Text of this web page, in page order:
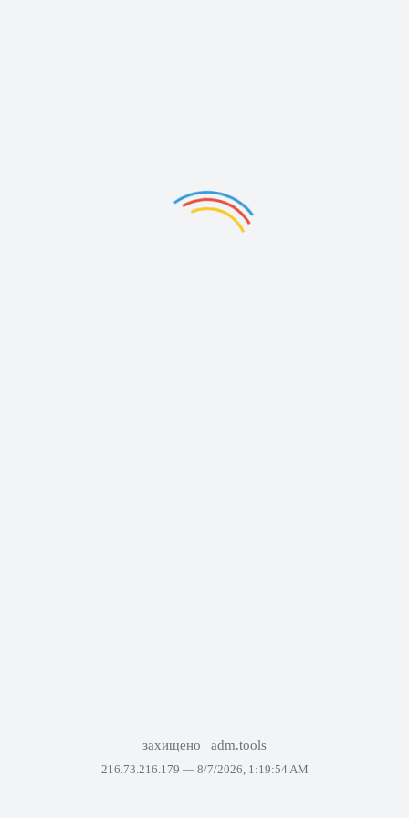
захищено adm.tools
216.73.216.179 — 8/7/2026, 1:19:54 AM